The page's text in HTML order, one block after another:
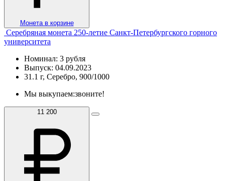
Монета в корзине
Серебряная монета 250-летие Санкт-Петербургского горного
университета
Номинал: 3 рубля
Выпуск: 04.09.2023
31.1 г, Серебро, 900/1000
Мы выкупаем:звоните!
11 200